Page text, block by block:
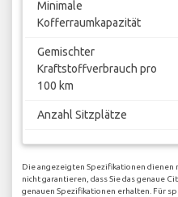
Minimale
Kofferraumkapazität
Gemischter
Kraftstoffverbrauch pro
100 km
Anzahl Sitzplätze
Die angezeigten Spezifikationen dienen
nicht garantieren, dass Sie das genaue
genauen Spezifikationen erhalten. Für